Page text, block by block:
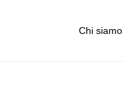
Chi siamo